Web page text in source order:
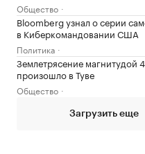
Общество
Bloomberg узнал о серии
в Киберкомандовании США
Политика
Землетрясение магнитудой
произошло в Туве
Общество
Загрузить еще